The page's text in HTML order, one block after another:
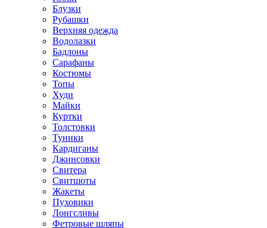
Блузки
Рубашки
Верхняя одежда
Водолазки
Бадлоны
Сарафаны
Костюмы
Топы
Худи
Майки
Куртки
Толстовки
Туники
Кардиганы
Джинсовки
Свитера
Свитшоты
Жакеты
Пуховики
Лонгсливы
Фетровые шляпы